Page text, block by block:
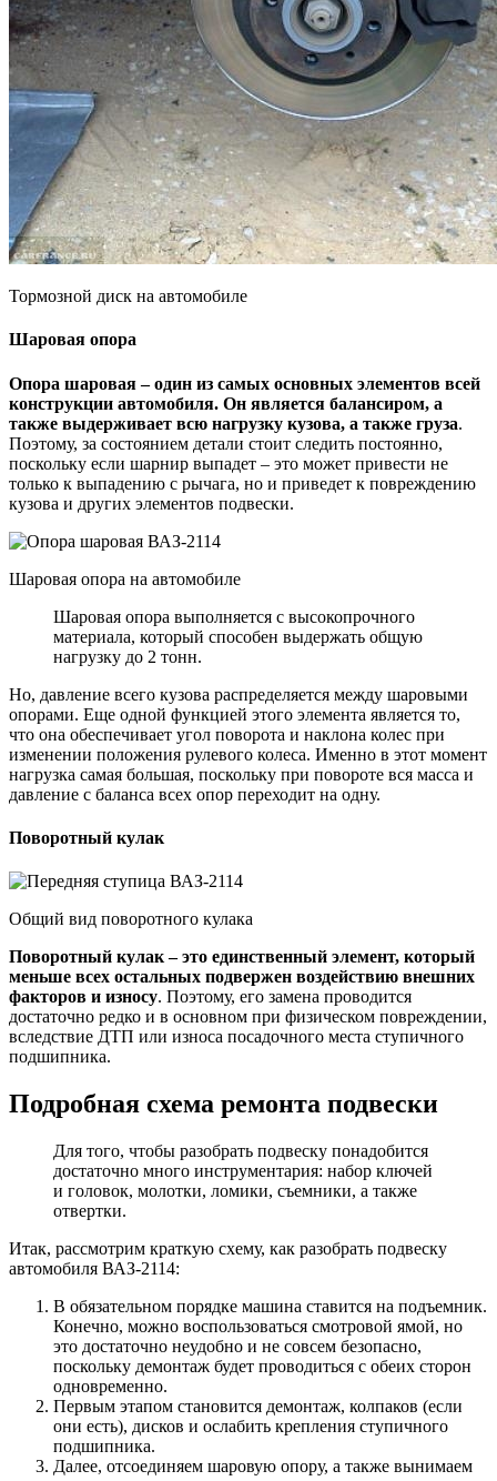
Тормозной диск на автомобиле
Шаровая опора
Опора шаровая – один из самых основных элементов всей
конструкции автомобиля. Он является балансиром, а
также выдерживает всю нагрузку кузова, а также груза.
Поэтому, за состоянием детали стоит следить постоянно,
поскольку если шарнир выпадет – это может привести не
только к выпадению с рычага, но и приведет к повреждению
кузова и других элементов подвески.
Шаровая опора на автомобиле
Шаровая опора выполняется с высокопрочного
материала, который способен выдержать общую
нагрузку до 2 тонн.
Но, давление всего кузова распределяется между шаровыми
опорами. Еще одной функцией этого элемента является то,
что она обеспечивает угол поворота и наклона колес при
изменении положения рулевого колеса. Именно в этот момент
нагрузка самая большая, поскольку при повороте вся масса и
давление с баланса всех опор переходит на одну.
Поворотный кулак
Общий вид поворотного кулака
Поворотный кулак – это единственный элемент, который
меньше всех остальных подвержен воздействию внешних
факторов и износу. Поэтому, его замена проводится
достаточно редко и в основном при физическом повреждении,
вследствие ДТП или износа посадочного места ступичного
подшипника.
Подробная схема ремонта подвески
Для того, чтобы разобрать подвеску понадобится
достаточно много инструментария: набор ключей
и головок, молотки, ломики, съемники, а также
отвертки.
Итак, рассмотрим краткую схему, как разобрать подвеску
автомобиля ВАЗ-2114:
В обязательном порядке машина ставится на подъемник.
Конечно, можно воспользоваться смотровой ямой, но
это достаточно неудобно и не совсем безопасно,
поскольку демонтаж будет проводиться с обеих сторон
одновременно.
Первым этапом становится демонтаж, колпаков (если
они есть), дисков и ослабить крепления ступичного
подшипника.
Далее, отсоединяем шаровую опору, а также вынимаем